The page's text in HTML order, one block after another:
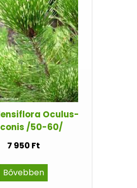
Oculus-
/50-60/
7 950 Ft
Bővebben